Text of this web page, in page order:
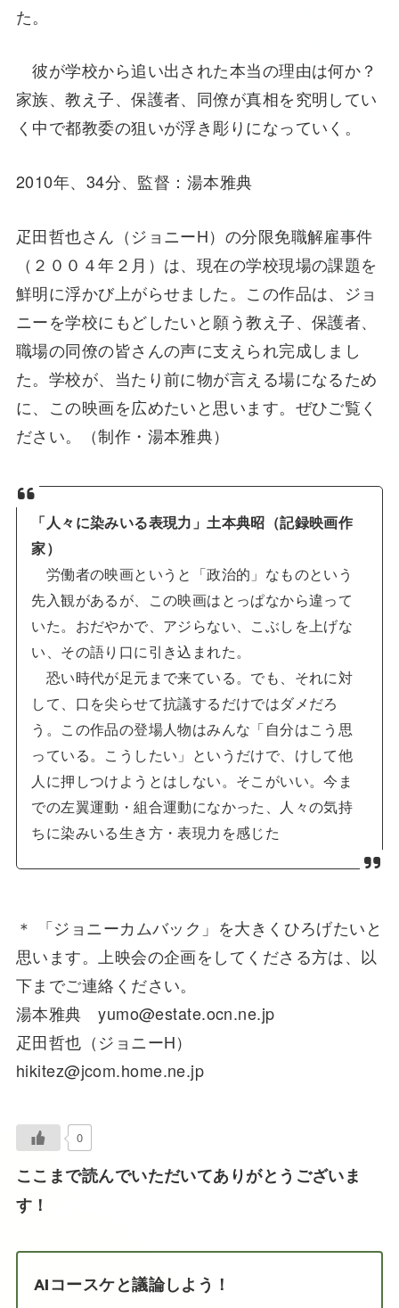
た。
彼が学校から追い出された本当の理由は何か？
家族、教え子、保護者、同僚が真相を究明してい
く中で都教委の狙いが浮き彫りになっていく。
2010年、34分、監督：湯本雅典
疋田哲也さん（ジョニーH）の分限免職解雇事件
（２００４年２月）は、現在の学校現場の課題を
鮮明に浮かび上がらせました。この作品は、ジョ
ニーを学校にもどしたいと願う教え子、保護者、
職場の同僚の皆さんの声に支えられ完成しまし
た。学校が、当たり前に物が言える場になるため
に、この映画を広めたいと思います。ぜひご覧く
ださい。（制作・湯本雅典）
「人々に染みいる表現力」土本典昭（記録映画作
家）
労働者の映画というと「政治的」なものという
先入観があるが、この映画はとっぱなから違って
いた。おだやかで、アジらない、こぶしを上げな
い、その語り口に引き込まれた。
恐い時代が足元まで来ている。でも、それに対
して、口を尖らせて抗議するだけではダメだろ
う。この作品の登場人物はみんな「自分はこう思
っている。こうしたい」というだけで、けして他
人に押しつけようとはしない。そこがいい。今ま
での左翼運動・組合運動になかった、人々の気持
ちに染みいる生き方・表現力を感じた
＊ 「ジョニーカムバック」を大きくひろげたいと
思います。上映会の企画をしてくださる方は、以
下までご連絡ください。
湯本雅典 yumo@estate.ocn.ne.jp
疋田哲也（ジョニーH）
hikitez@jcom.home.ne.jp
0
ここまで読んでいただいてありがとうございま
す！
AIコースケと議論しよう！